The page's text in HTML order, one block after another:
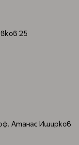
25
Атанас Иширков